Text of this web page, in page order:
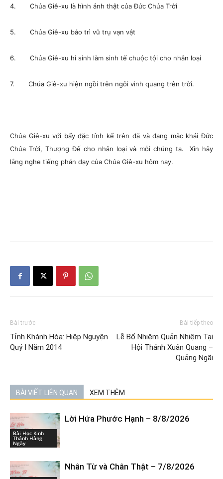
4. Chúa Giê-xu là hình ảnh thật của Đức Chúa Trời
5. Chúa Giê-xu bảo trì vũ trụ vạn vật
6. Chúa Giê-xu hi sinh làm sinh tế chuộc tội cho nhân loại
7. Chúa Giê-xu hiện ngồi trên ngôi vinh quang trên trời.
Chúa Giê-xu với bẩy đặc tính kể trên đã và đang mặc khải Đức
Chúa Trời, Thượng Đế cho nhân loại và mỗi chúng ta. Xin hãy
lắng nghe tiếng phán dạy của Chúa Giê-xu hôm nay.
Bài trước
Tỉnh Khánh Hòa: Hiệp Nguyện
Quý I Năm 2014
Bài tiếp theo
Lễ Bổ Nhiệm Quản Nhiệm Tại
Hội Thánh Xuân Quang –
Quảng Ngãi
BÀI VIẾT LIÊN QUAN XEM THÊM
Bài Học Kinh
Thánh Hàng
Ngày
Lời Hứa Phước Hạnh – 8/8/2026
Nhân Từ và Chân Thật – 7/8/2026